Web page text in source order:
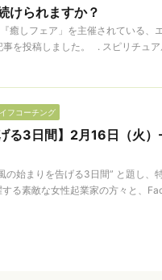
けられますか？
癒しフェア」を主催されている、
を投稿しました。 . スピリチュア
フコーチング
る3日間】2月16日（火
の始まりを告げる3日間” と題し、
る素敵な女性起業家の方々と、